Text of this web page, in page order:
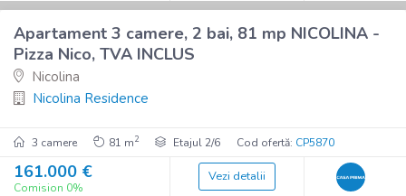
Imobil nou De vânzare
Apartament 3 camere, 2 bai, 81 mp NICOLINA -
Pizza Nico, TVA INCLUS
Nicolina
Nicolina Residence
3 camere 81 m2 Etajul 2/6 Cod ofertă: CP5870
161.000 €
Comision 0%
Vezi detalii
7